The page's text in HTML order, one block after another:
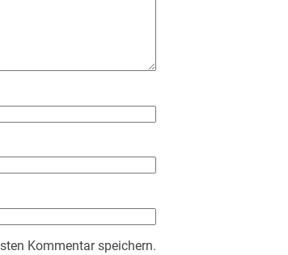
Kommentar speichern.